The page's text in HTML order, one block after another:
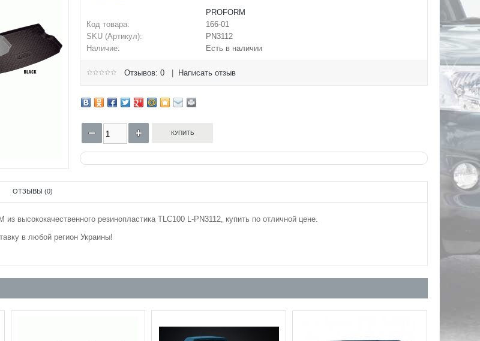
PROFORM
Код товара:
166-01
SKU (Артикул):
PN3112
Наличие:
Есть в наличии
Отзывов: 0 Написать отзыв
ОТЗЫВЫ (0)
из высококачественного резинопластика TLC100 L-PN3112, купить по отличной цене.
в любой регион Украины!